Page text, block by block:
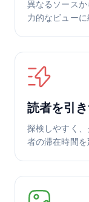
異なるソース
力的なビューに
読者を引
探検しやすく
者の滞在時間を